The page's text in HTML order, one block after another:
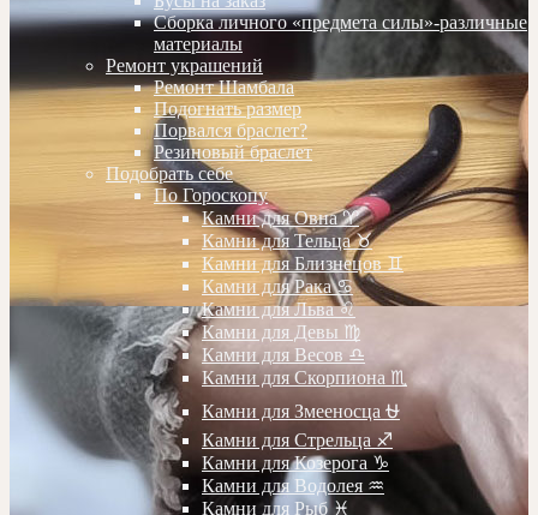
Сборка личного «предмета силы»-различные
материалы
Ремонт украшений
Ремонт Шамбала
Подогнать размер
Порвался браслет?
Резиновый браслет
Подобрать себе
По Гороскопу
Камни для Овна ♈️
Камни для Тельца ♉️
Камни для Близнецов ♊️
Камни для Рака ♋️
Камни для Льва ♌️
Камни для Девы ♍️
Камни для Весов ♎️
Камни для Скорпиона ♏️
Камни для Змееносца ⛎
Камни для Стрельца ♐️
Камни для Козерога ♑️
Камни для Водолея ♒️
Камни для Рыб ♓️